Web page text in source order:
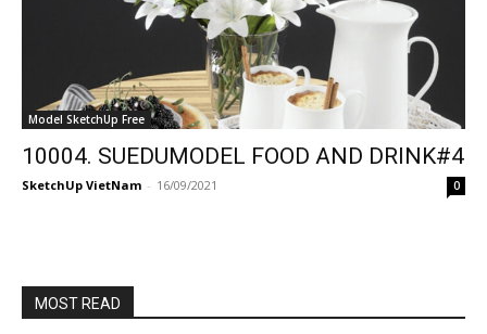
Model SketchUp Free
10004. SUEDUMODEL FOOD AND DRINK#4
SketchUp VietNam - 16/09/2021 0
MOST READ